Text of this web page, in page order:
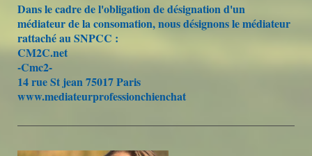
Dans le cadre de l'obligation de désignation d'un
médiateur de la consomation, nous désignons le médiateur
rattaché au SNPCC :
CM2C.net
-Cmc2-
14 rue St jean 75017 Paris
www.mediateurprofessionchienchat